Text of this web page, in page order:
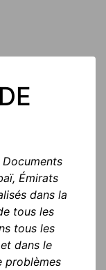
Documents
Émirats
dans la
tous les
tous les
dans le
problèmes